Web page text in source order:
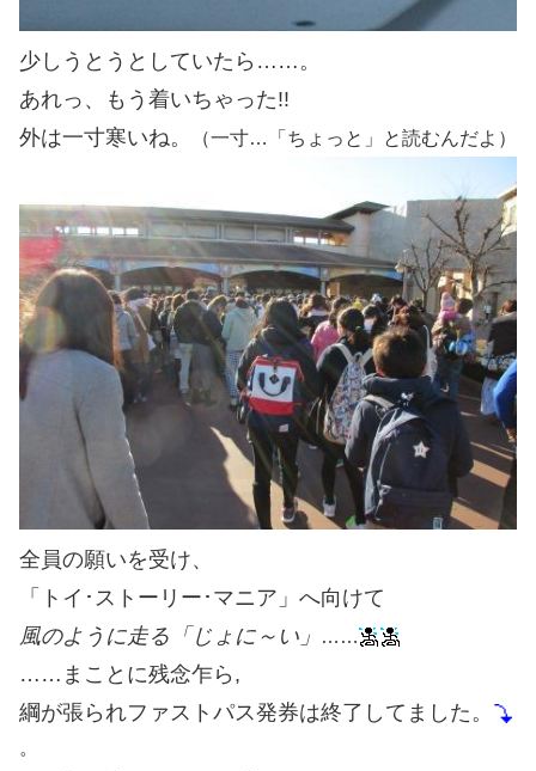
少しうとうとしていたら……。
あれっ、もう着いちゃった!!
外は一寸寒いね。
（一寸…「ちょっと」と読むんだよ）
全員の願いを受け、
「トイ･ストーリー･マニア」へ向けて
風のように走る「じょに～い」
……
……まことに残念乍ら,
綱が張られファストパス発券は終了してました。
。